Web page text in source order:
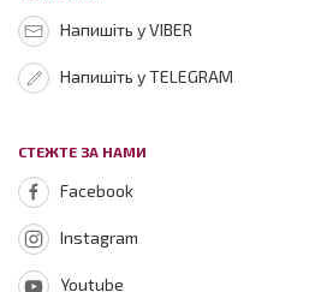
Напишіть у VIBER
Напишіть у TELEGRAM
СТЕЖТЕ ЗА НАМИ
Facebook
Instagram
Youtube